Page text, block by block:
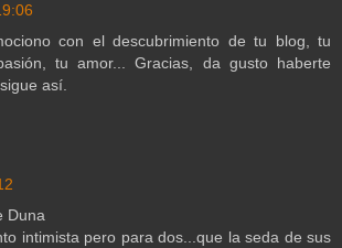
con el descubrimiento de tu blog, tu
tu amor... Gracias, da gusto haberte
así.
Duna
intimista pero para dos...que la seda de sus